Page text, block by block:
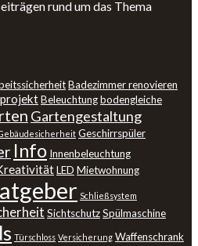
rund um das Thema
Badezimmer renovieren
Beleuchtungbodengleiche
Gartengestaltung
Geschirrspüler
Info Innenbeleuchtung
LED Mietwohnung
Schließsystem
SichtschutzSpülmaschine
Türschloss Versicherung Waffenschrank